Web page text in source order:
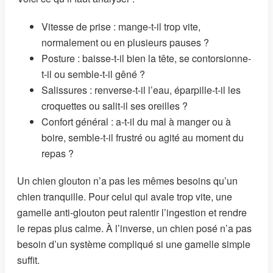
Vitesse de prise : mange-t-il trop vite,
normalement ou en plusieurs pauses ?
Posture : baisse-t-il bien la tête, se contorsionne-
t-il ou semble-t-il gêné ?
Salissures : renverse-t-il l’eau, éparpille-t-il les
croquettes ou salit-il ses oreilles ?
Confort général : a-t-il du mal à manger ou à
boire, semble-t-il frustré ou agité au moment du
repas ?
Un chien glouton n’a pas les mêmes besoins qu’un
chien tranquille. Pour celui qui avale trop vite, une
gamelle anti-glouton peut ralentir l’ingestion et rendre
le repas plus calme. À l’inverse, un chien posé n’a pas
besoin d’un système compliqué si une gamelle simple
suffit.